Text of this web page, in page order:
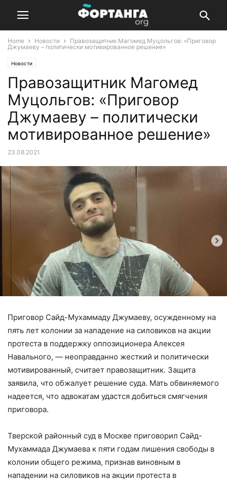
Home Новости
Правозащитник Магомед Муцольгов: «Приговор
Джумаеву – политически мотивированное решение»
Новости
Правозащитник Магомед
Муцольгов: «Приговор
Джумаеву – политически
мотивированное решение»
23.08.2021
Приговор Сайд-Мухаммаду Джумаеву, осужденному на
пять лет колонии за нападение на силовиков на акции
протеста в поддержку оппозиционера Алексея
Навального, — неоправданно жесткий и политически
мотивированный, считает правозащитник. Защита
заявила, что обжалует решение суда. Мать обвиняемого
надеется, что адвокатам удастся добиться смягчения
приговора.
Тверской районный суд в Москве приговорил Сайд-
Мухаммада Джумаева к пяти годам лишения свободы в
колонии общего режима, признав виновным в
нападении на силовиков на акции протеста в